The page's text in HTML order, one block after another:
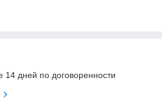
14 дней по договоренности